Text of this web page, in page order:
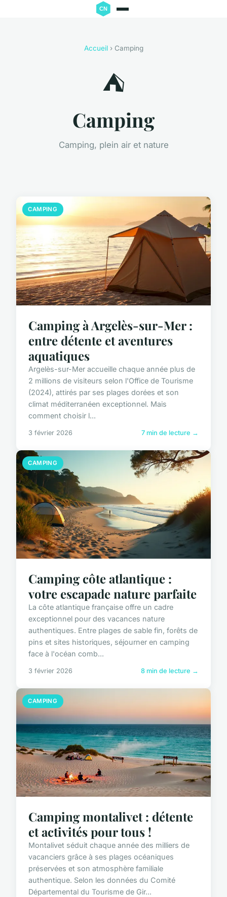
Accueil› Camping
⛺
Camping
Camping, plein air et nature
CAMPING
Camping à Argelès-sur-Mer :
entre détente et aventures
aquatiques
Argelès-sur-Mer accueille chaque année plus de
2 millions de visiteurs selon l'Office de Tourisme
(2024), attirés par ses plages dorées et son
climat méditerranéen exceptionnel. Mais
comment choisir l...
3 février 2026 7 min de lecture →
CAMPING
Camping côte atlantique :
votre escapade nature parfaite
La côte atlantique française offre un cadre
exceptionnel pour des vacances nature
authentiques. Entre plages de sable fin, forêts de
pins et sites historiques, séjourner en camping
face à l'océan comb...
3 février 2026 8 min de lecture →
CAMPING
Camping montalivet : détente
et activités pour tous !
Montalivet séduit chaque année des milliers de
vacanciers grâce à ses plages océaniques
préservées et son atmosphère familiale
authentique. Selon les données du Comité
Départemental du Tourisme de Gir...